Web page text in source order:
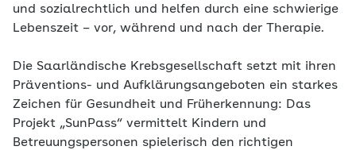
und sozialrechtlich und helfen durch eine schwierige
Lebenszeit – vor, während und nach der Therapie.
Die Saarländische Krebsgesellschaft setzt mit ihren
Präventions- und Aufklärungsangeboten ein starkes
Zeichen für Gesundheit und Früherkennung: Das
Projekt „SunPass“ vermittelt Kindern und
Betreuungspersonen spielerisch den richtigen